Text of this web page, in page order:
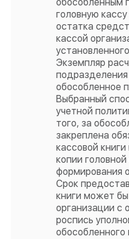
обособленным
головную
остатка
кассой
Экземпляр
обособленное
Выбранный
учетной
того, за
закреплена
кассовой
копии
формирования
Срок
книги может
организации с
роспись